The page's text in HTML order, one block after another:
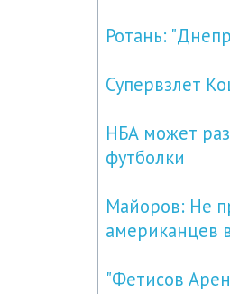
Ротань:
Супервзлет
НБА может
футболки
Майоров: Не
американцев
"Фетисов